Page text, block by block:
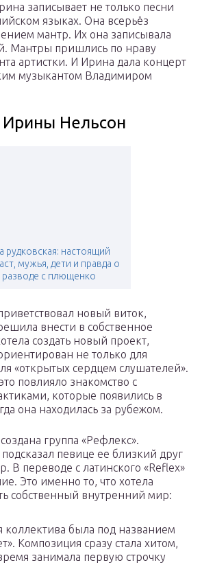
записывает не только песни
языках. Она всерьёз
мантр. Их она записывала
Мантры пришлись по нраву
артистки. И Ирина дала концерт
музыкантом Владимиром
Ирины Нельсон
рудковская: настоящий
мужья, дети и правда о
разводе с плющенко
новый виток,
внести в собственное
создать новый проект,
не только для
«открытых сердцем слушателей».
повлияло знакомство с
которые появились в
она находилась за рубежом.
группа «Рефлекс».
певице ее близкий друг
В переводе с латинского «Reflex»
Это именно то, что хотела
собственный внутренний мир:
коллектива была под названием
Композиция сразу стала хитом,
занимала первую строчку